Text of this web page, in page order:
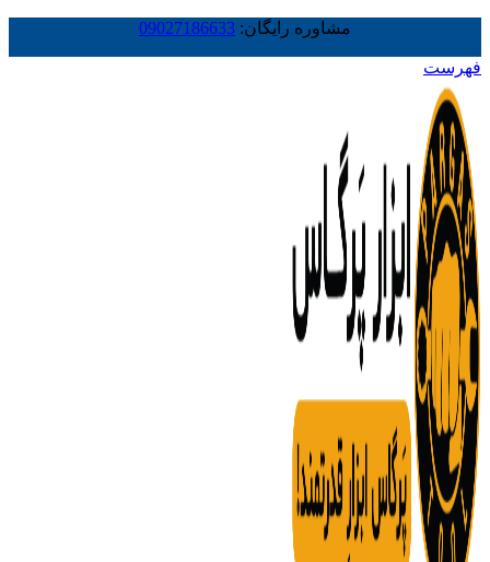
مشاوره رایگان: 09027186633
فهرست